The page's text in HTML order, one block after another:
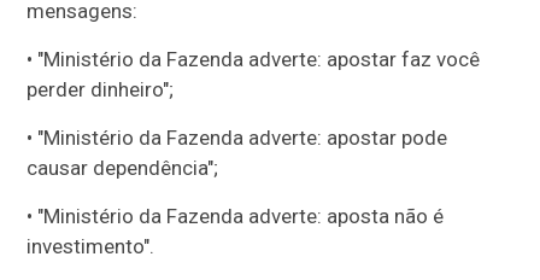
mensagens:
• "Ministério da Fazenda adverte: apostar faz você
perder dinheiro";
• "Ministério da Fazenda adverte: apostar pode
causar dependência";
• "Ministério da Fazenda adverte: aposta não é
investimento".